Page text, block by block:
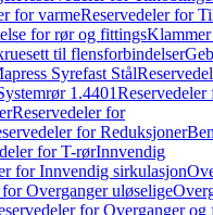
for varmeReservedeler for
for rør og fittings
til flensforbindelser
Syrefast Stål
1.4401
Reservedeler for
for Reduksjoner
for T-rørInnvendig
for Innvendig sirkulasjon
Overganger uløselige
for Overganger og